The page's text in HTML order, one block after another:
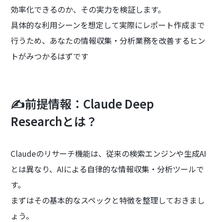
効率化できるのか、その実力を検証します。
具体的な利用シーンを想定して実際にレポート作成まで
行うため、あなたの情報収集・分析業務を改善するヒン
トがみつかるはずです
✍️前提情報：Claude Deep
Researchとは？
Claudeのリサーチ機能は、従来の検索エンジンや生成AI
とは異なり、AIによる自律的な情報収集・分析ツールで
す。
まずはその基本的なスペックと特徴を整理しておきまし
ょう。